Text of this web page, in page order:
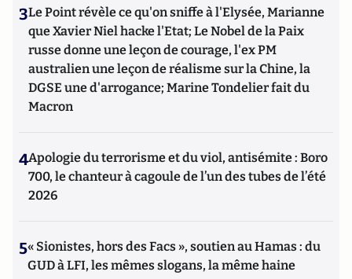
3Le Point révèle ce qu'on sniffe à l'Elysée, Marianne
que Xavier Niel hacke l'Etat; Le Nobel de la Paix
russe donne une leçon de courage, l'ex PM
australien une leçon de réalisme sur la Chine, la
DGSE une d'arrogance; Marine Tondelier fait du
Macron
4Apologie du terrorisme et du viol, antisémite : Boro
700, le chanteur à cagoule de l’un des tubes de l’été
2026
5« Sionistes, hors des Facs », soutien au Hamas : du
GUD à LFI, les mêmes slogans, la même haine